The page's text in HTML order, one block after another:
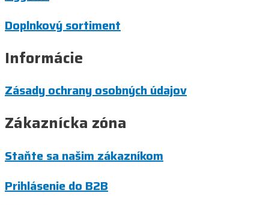
Doplnkový sortiment
Informácie
Zásady ochrany osobných údajov
Zákaznícka zóna
Staňte sa našim zákazníkom
Prihlásenie do B2B